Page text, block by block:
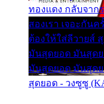
ทองแดง กลับจาก
สองเรา เจอะกันค
ต้องให้ใส่ลีวายส์
มันสุดยอด มันสุด
มันสุดยอด มันสุด
สุดยอด - วงซูซู